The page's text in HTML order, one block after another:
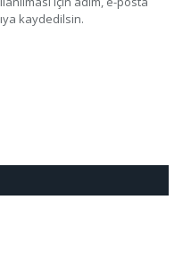
kaydedilsin.